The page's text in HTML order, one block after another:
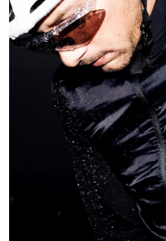
オ
プ
シ
択